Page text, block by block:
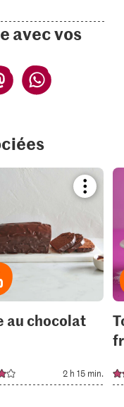
avec vos
recipe
to
your
au chocolat
2 h 15 min.